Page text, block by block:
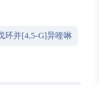
环并[4,5-G]异喹啉